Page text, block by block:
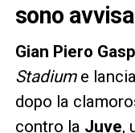
sono
Gian Piero
Stadiume
dopo la
contro la Juve,